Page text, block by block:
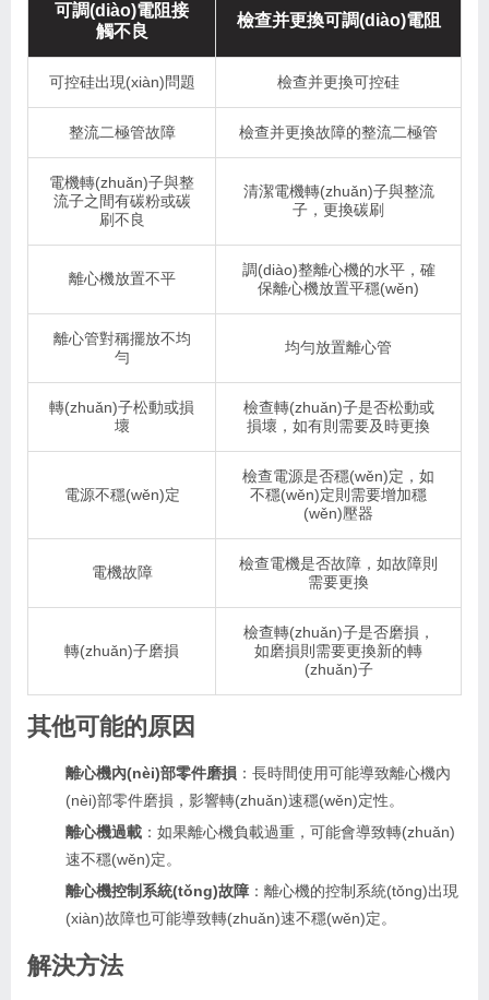
可調(diào)電阻接
觸不良
檢查并更換可調(diào)電阻
可控硅出現(xiàn)問題 檢查并更換可控硅
整流二極管故障 檢查并更換故障的整流二極管
電機轉(zhuǎn)子與整
流子之間有碳粉或碳
刷不良
清潔電機轉(zhuǎn)子與整流
子，更換碳刷
離心機放置不平
調(diào)整離心機的水平，確
保離心機放置平穩(wěn)
離心管對稱擺放不均
勻
均勻放置離心管
轉(zhuǎn)子松動或損
壞
檢查轉(zhuǎn)子是否松動或
損壞，如有則需要及時更換
電源不穩(wěn)定
檢查電源是否穩(wěn)定，如
不穩(wěn)定則需要增加穩
(wěn)壓器
電機故障
檢查電機是否故障，如故障則
需要更換
轉(zhuǎn)子磨損
檢查轉(zhuǎn)子是否磨損，
如磨損則需要更換新的轉
(zhuǎn)子
其他可能的原因
離心機內(nèi)部零件磨損 ：長時間使用可能導致離心機內
(nèi)部零件磨損，影響轉(zhuǎn)速穩(wěn)定性。
離心機過載 ：如果離心機負載過重，可能會導致轉(zhuǎn)
速不穩(wěn)定。
離心機控制系統(tǒng)故障 ：離心機的控制系統(tǒng)出現
(xiàn)故障也可能導致轉(zhuǎn)速不穩(wěn)定。
解決方法